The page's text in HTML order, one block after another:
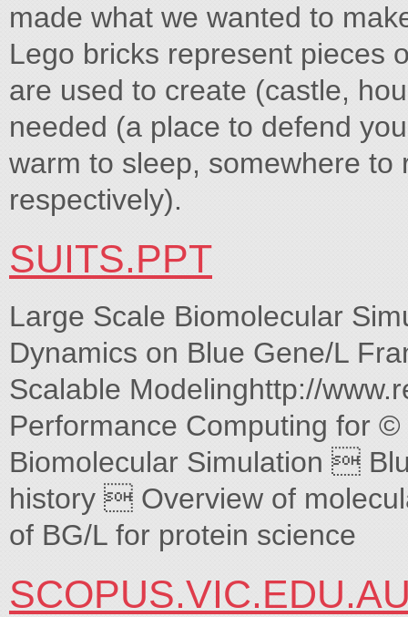
made what we wanted to
Lego bricks represent pieces
are used to create (castle,
needed (a place to defend
warm to sleep, somewhere to
respectively).
SUITS.PPT
Large Scale Biomolecular
Dynamics on Blue Gene/L
Scalable Modelinghttp://
Performance Computing for
Biomolecular Simulation 
history  Overview of
of BG/L for protein science